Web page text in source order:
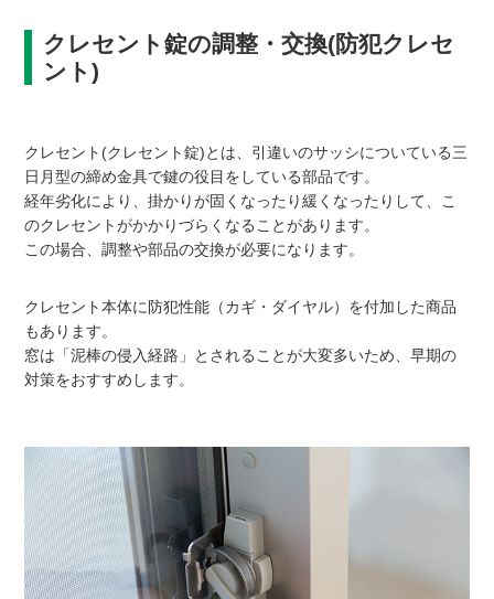
クレセント錠の調整・交換(防犯クレセ
ント)
クレセント(クレセント錠)とは、引違いのサッシについている三
日月型の締め金具で鍵の役目をしている部品です。
経年劣化により、掛かりが固くなったり緩くなったりして、こ
のクレセントがかかりづらくなることがあります。
この場合、調整や部品の交換が必要になります。
クレセント本体に防犯性能（カギ・ダイヤル）を付加した商品
もあります。
窓は「泥棒の侵入経路」とされることが大変多いため、早期の
対策をおすすめします。